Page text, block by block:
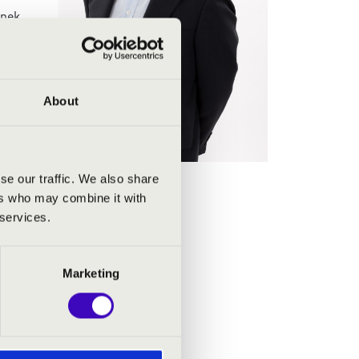
About
our traffic. We also share
who may combine it with
Marketing
a
és